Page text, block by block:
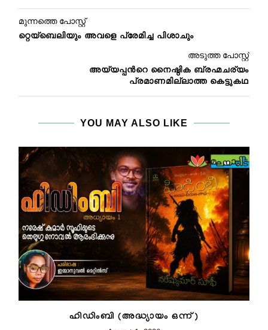
മുന്നത്തെ പോസ്റ്റ്
റ്റെയ്ബെലിയും അവളെ പ്രേമിച്ച പിശാചും
അടുത്ത പോസ്റ്റ്
അയ്യപ്പന്‍റെ നൈഷ്ഠിക ബ്രഹ്മചര്യം
പ്രമാണമില്ലാത്ത കെട്ടുകഥ
YOU MAY ALSO LIKE
ഹിഡിംബി (അദ്ധ്യായം ഒന്ന്)